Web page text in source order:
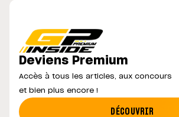
Deviens Premium
Accès à tous les articles, aux concours
et bien plus encore !
DÉCOUVRIR